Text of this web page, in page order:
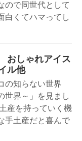
ので同世代として
白くてハマってし
おしゃれアイス
ル他
の知らない世界
世界～」を見まし
産を持っていく機
手土産だと喜んで